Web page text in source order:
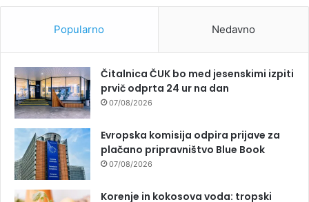
Popularno Nedavno
Čitalnica ČUK bo med jesenskimi izpiti
prvič odprta 24 ur na dan
07/08/2026
Evropska komisija odpira prijave za
plačano pripravništvo Blue Book
07/08/2026
Korenje in kokosova voda: tropski